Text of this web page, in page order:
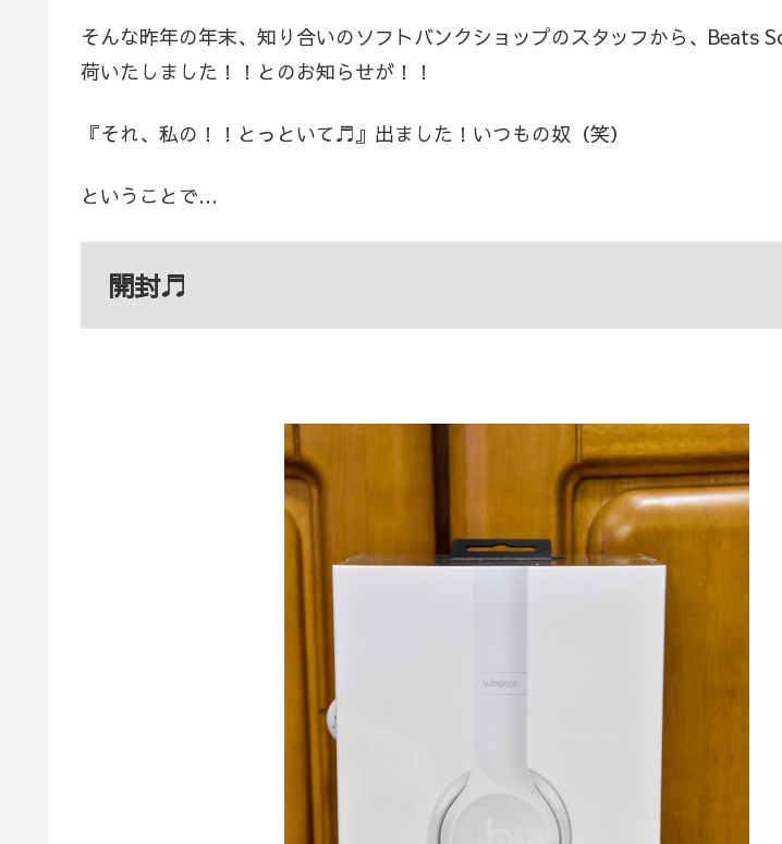
そんな昨年の年末、知り合いのソフトバンクショップのスタッフから、Beats
荷いたしました！！とのお知らせが！！
『それ、私の！！とっといて♬』出ました！いつもの奴（笑）
ということで…
開封♬